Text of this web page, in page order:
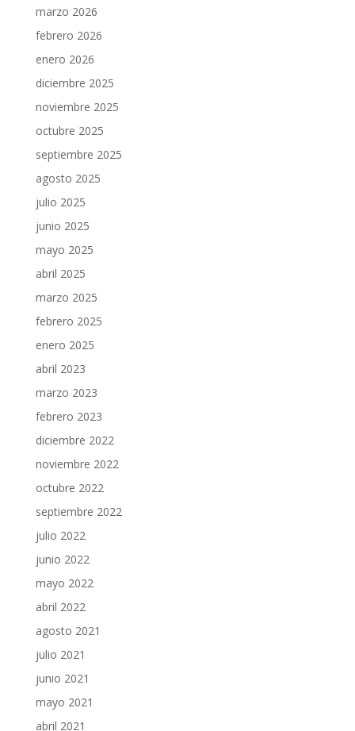
marzo 2026
febrero 2026
enero 2026
diciembre 2025
noviembre 2025
octubre 2025
septiembre 2025
agosto 2025
julio 2025
junio 2025
mayo 2025
abril 2025
marzo 2025
febrero 2025
enero 2025
abril 2023
marzo 2023
febrero 2023
diciembre 2022
noviembre 2022
octubre 2022
septiembre 2022
julio 2022
junio 2022
mayo 2022
abril 2022
agosto 2021
julio 2021
junio 2021
mayo 2021
abril 2021